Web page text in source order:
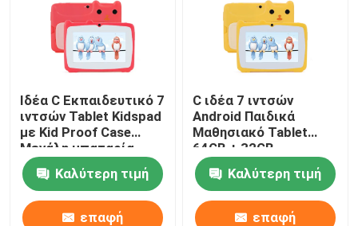
Ιδέα C Εκπαιδευτικό 7
ιντσών Tablet Kidspad
με Kid Proof Case
Μεγάλη μπαταρία
5000mAh IWAWA
Προεγκατεστημένη
CM80Red
Καλύτερη τιμή
επαφή
C ιδέα 7 ιντσών
Android Παιδικά
Μαθησιακό Tablet
64GB + 32GB
Επεκτάσιμη
αποθήκευση HD Διπλή
κάμερα 2MP + 2MP
CM80 Κίτρινο
Καλύτερη τιμή
επαφή